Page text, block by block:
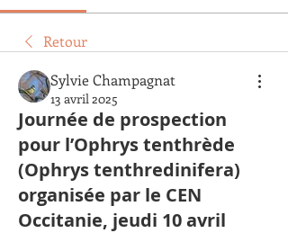
Retour
Sylvie Champagnat
13 avril 2025
Journée de prospection
pour l’Ophrys tenthrède
(Ophrys tenthredinifera)
organisée par le CEN
Occitanie, jeudi 10 avril